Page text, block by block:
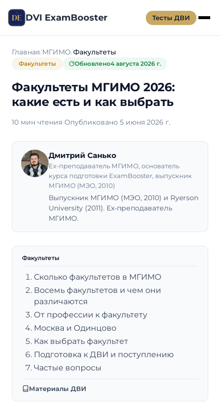
DVI ExamBooster Тесты ДВИ
Главная МГИМО Факультеты
Факультеты Обновлено4 августа 2026 г.
Факультеты МГИМО 2026:
какие есть и как выбрать
10 мин чтения·Опубликовано 5 июня 2026 г.
Дмитрий Санько
Ex-преподаватель МГИМО, основатель
курса подготовки ExamBooster, выпускник
МГИМО (МЭО, 2010)
Выпускник МГИМО (МЭО, 2010) и Ryerson
University (2011). Ex-преподаватель
МГИМО.
Факультеты
Сколько факультетов в МГИМО
Восемь факультетов и чем они
различаются
От профессии к факультету
Москва и Одинцово
Как выбрать факультет
Подготовка к ДВИ и поступлению
Частые вопросы
Материалы ДВИ